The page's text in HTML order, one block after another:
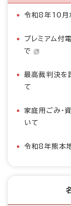
令和8年10月
プレミアム付
で
最高裁判決を
て
家庭用ごみ・
いて
令和8年熊本